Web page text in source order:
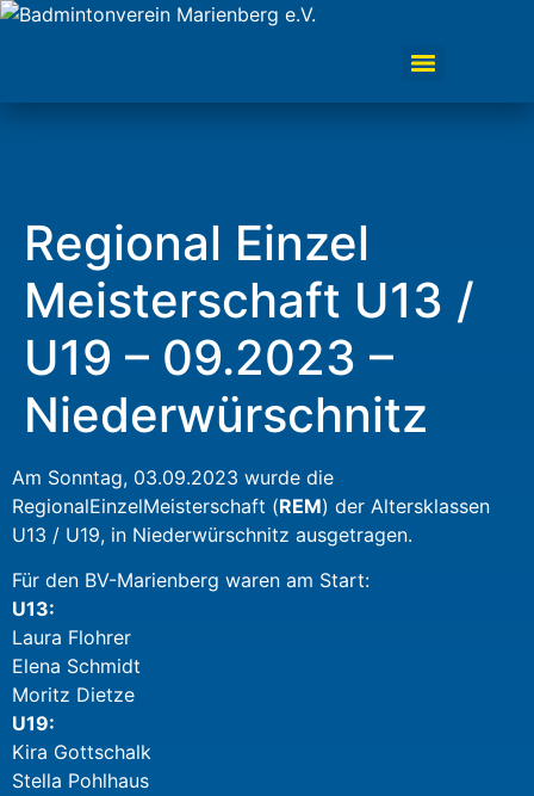
Regional Einzel
Meisterschaft U13 /
U19 – 09.2023 –
Niederwürschnitz
Am Sonntag, 03.09.2023 wurde die
RegionalEinzelMeisterschaft (REM) der Altersklassen
U13 / U19, in Niederwürschnitz ausgetragen.
Für den BV-Marienberg waren am Start:
U13:
Laura Flohrer
Elena Schmidt
Moritz Dietze
U19:
Kira Gottschalk
Stella Pohlhaus